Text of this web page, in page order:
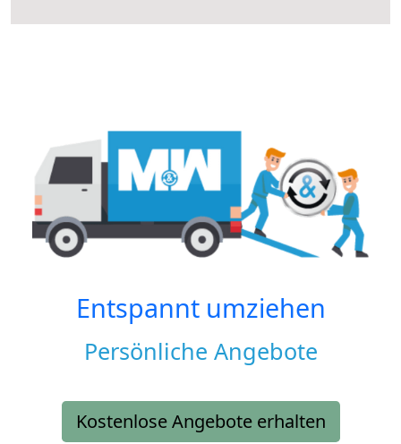
Entspannt umziehen
Persönliche Angebote
Kostenlose Angebote erhalten